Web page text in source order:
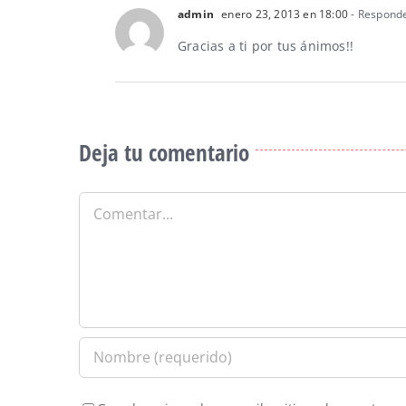
admin enero 23, 2013 en 18:00-
Gracias a ti por tus ánimos!!
Deja tu comentario